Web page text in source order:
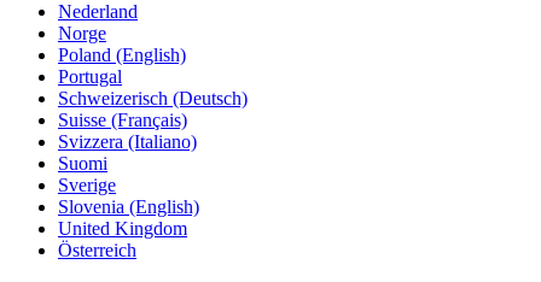
Nederland
Norge
Poland (English)
Portugal
Schweizerisch (Deutsch)
Suisse (Français)
Svizzera (Italiano)
Suomi
Sverige
Slovenia (English)
United Kingdom
Österreich